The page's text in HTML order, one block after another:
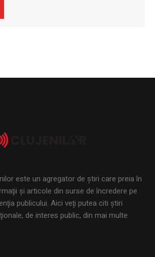
este un agregator de ştiri care preia în
şi articole din surse de încredere pe
publicului. Aici veţi putea citi ştiri
de interes public, din mai multe